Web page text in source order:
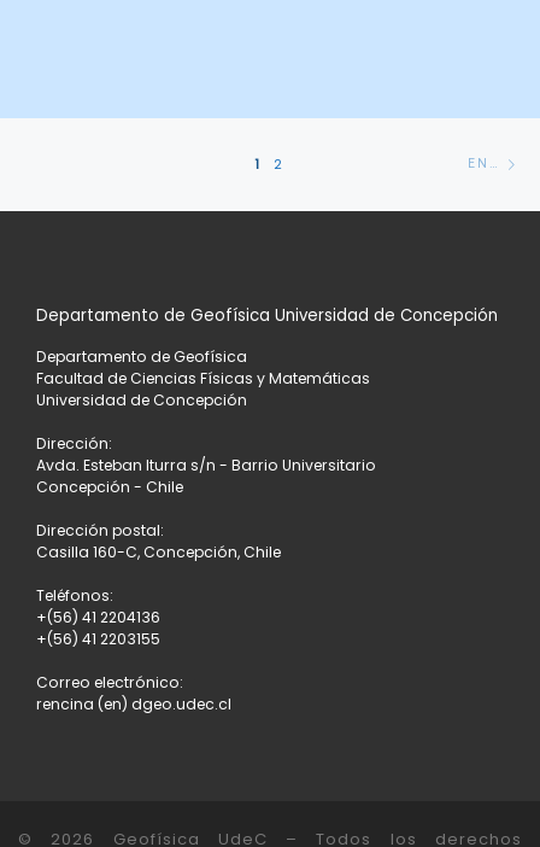
entradas
1 2 ENTRADAS ANTERIORES
Departamento de Geofísica Universidad de Concepción
Departamento de Geofísica
Facultad de Ciencias Físicas y Matemáticas
Universidad de Concepción
Dirección:
Avda. Esteban Iturra s/n - Barrio Universitario
Concepción - Chile
Dirección postal:
Casilla 160-C, Concepción, Chile
Teléfonos:
+(56) 41 2204136
+(56) 41 2203155
Correo electrónico:
rencina (en) dgeo.udec.cl
© 2026 Geofísica UdeC – Todos los derechos